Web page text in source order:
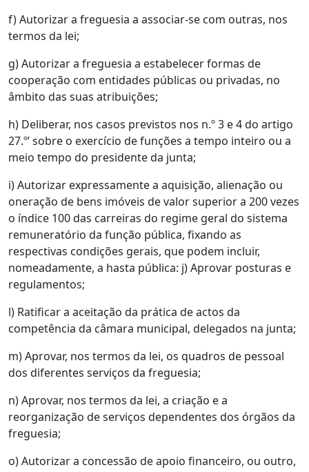
f) Autorizar a freguesia a associar-se com outras, nos
termos da lei;
g) Autorizar a freguesia a estabelecer formas de
cooperação com entidades públicas ou privadas, no
âmbito das suas atribuições;
h) Deliberar, nos casos previstos nos n.º 3 e 4 do artigo
27.º’ sobre o exercício de funções a tempo inteiro ou a
meio tempo do presidente da junta;
i) Autorizar expressamente a aquisição, alienação ou
oneração de bens imóveis de valor superior a 200 vezes
o índice 100 das carreiras do regime geral do sistema
remuneratório da função pública, fixando as
respectivas condições gerais, que podem incluir,
nomeadamente, a hasta pública: j) Aprovar posturas e
regulamentos;
l) Ratificar a aceitação da prática de actos da
competência da câmara municipal, delegados na junta;
m) Aprovar, nos termos da lei, os quadros de pessoal
dos diferentes serviços da freguesia;
n) Aprovar, nos termos da lei, a criação e a
reorganização de serviços dependentes dos órgãos da
freguesia;
o) Autorizar a concessão de apoio financeiro, ou outro,